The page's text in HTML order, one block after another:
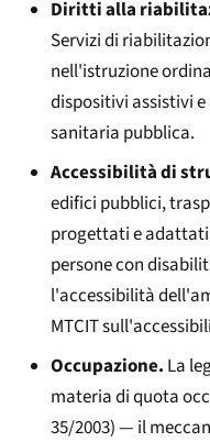
Diritti alla
Servizi di
nell'istruzione
dispositivi assistivi
sanitaria pubblica.
Accessibilità di
edifici pubblici,
progettati e adattati
persone con
l'accessibilità
MTCIT
Occupazione. La
materia di quota
35/2003) — il